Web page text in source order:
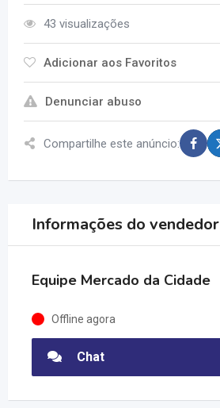
43 visualizações
Adicionar aos Favoritos
Denunciar abuso
Compartilhe este anúncio:
Informações do vendedor
Equipe Mercado da Cidade
Offline agora
Chat